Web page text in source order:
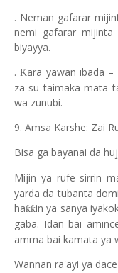
. Neman gafarar
nemi gafarar
biyayya.
.Ƙara yawan ibada –
za su taimaka mata
wa zunubi.
9. Amsa Karshe: Zai
Bisa ga bayanai da
Mijin ya rufe sirrin
yarda da tubanta
haƙƙin ya sanya
gaba. Idan bai
amma bai kamata ya
Wannan ra'ayi ya